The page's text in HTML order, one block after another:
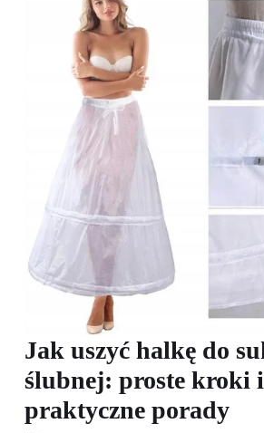
Jak uszyć halkę do
ślubnej: proste kroki i
praktyczne porady